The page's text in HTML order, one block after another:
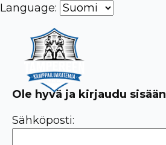
Language:
Ole hyvä ja kirjaudu sisään
Sähköposti: